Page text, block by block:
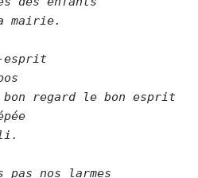
la mairie.
esprit
regard le bon esprit
pas nos larmes